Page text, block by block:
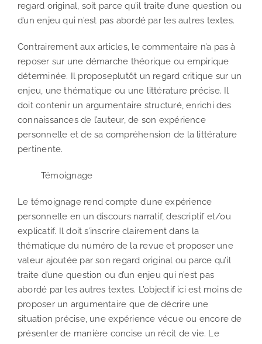
regard original, soit parce qu’il traite d’une question ou
d’un enjeu qui n’est pas abordé par les autres textes.
Contrairement aux articles, le commentaire n’a pas à
reposer sur une démarche théorique ou empirique
déterminée. Il proposeplutôt un regard critique sur un
enjeu, une thématique ou une littérature précise. Il
doit contenir un argumentaire structuré, enrichi des
connaissances de l’auteur, de son expérience
personnelle et de sa compréhension de la littérature
pertinente.
Témoignage
Le témoignage rend compte d’une expérience
personnelle en un discours narratif, descriptif et/ou
explicatif. Il doit s’inscrire clairement dans la
thématique du numéro de la revue et proposer une
valeur ajoutée par son regard original ou parce qu’il
traite d’une question ou d’un enjeu qui n’est pas
abordé par les autres textes. L’objectif ici est moins de
proposer un argumentaire que de décrire une
situation précise, une expérience vécue ou encore de
présenter de manière concise un récit de vie. Le